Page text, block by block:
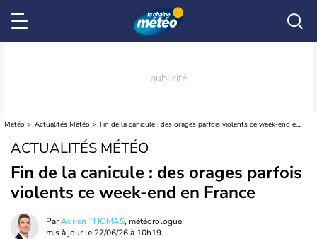
Météo Actualités Météo Fin de la canicule : des orages parfois violents ce week-end en France
ACTUALITÉS MÉTÉO
Fin de la canicule : des orages parfois
violents ce week-end en France
ParAdrien THOMAS, météorologue
mis à jour le 27/06/26 à 10h19